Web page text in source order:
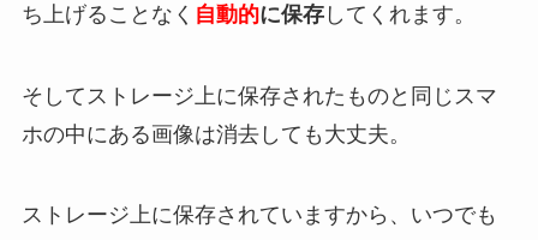
ち上げることなく 自動的に保存してくれます。
そしてストレージ上に保存されたものと同じスマ
ホの中にある画像は消去しても大丈夫。
ストレージ上に保存されていますから、いつでも